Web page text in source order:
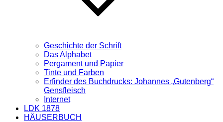
Geschichte der Schrift
Das Alphabet
Pergament und Papier
Tinte und Farben
Erfinder des Buchdrucks: Johannes „Gutenberg“
Gensfleisch
Internet
LDK 1878
HÄUSERBUCH